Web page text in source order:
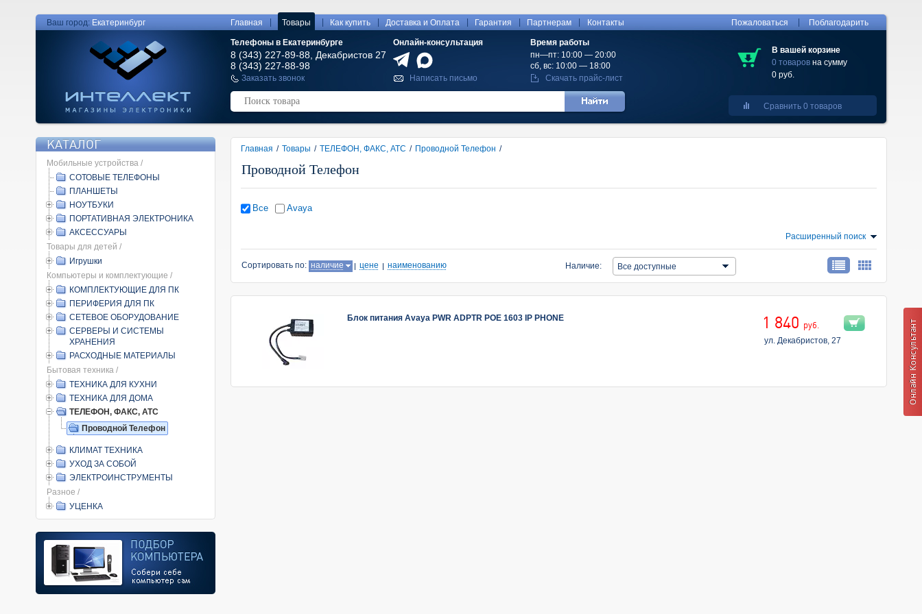
Ваш город: Екатеринбург Главная Товары Как купить Доставка и Оплата Гарантия Партнерам Контакты
Телефоны в Екатеринбурге
8 (343) 227-89-88, Декабристов 27
8 (343) 227-88-98
Онлайн-консультация
Время работы
пн—пт: 10:00 — 20:00
сб, вс: 10:00 — 18:00
Заказать звонок
Написать письмо Скачать прайс-лист
Пожаловаться Поблагодарить
В вашей корзине
0 товаров на сумму
0 руб.
Сравнить 0 товаров
КАТАЛОГ
Мобильные устройства /
СОТОВЫЕ ТЕЛЕФОНЫ
ПЛАНШЕТЫ
НОУТБУКИ
ПОРТАТИВНАЯ ЭЛЕКТРОНИКА
АКСЕССУАРЫ
Товары для детей /
Игрушки
Компьютеры и комплектующие /
КОМПЛЕКТУЮЩИЕ ДЛЯ ПК
ПЕРИФЕРИЯ ДЛЯ ПК
СЕТЕВОЕ ОБОРУДОВАНИЕ
СЕРВЕРЫ И СИСТЕМЫ
ХРАНЕНИЯ
РАСХОДНЫЕ МАТЕРИАЛЫ
Бытовая техника /
ТЕХНИКА ДЛЯ КУХНИ
ТЕХНИКА ДЛЯ ДОМА
ТЕЛЕФОН, ФАКС, АТС
Проводной Телефон
КЛИМАТ ТЕХНИКА
УХОД ЗА СОБОЙ
ЭЛЕКТРОИНСТРУМЕНТЫ
Разное /
УЦЕНКА
Главная / Товары / ТЕЛЕФОН, ФАКС, АТС / Проводной Телефон /
Проводной Телефон
Все Avaya
Расширенный поиск
Сортировать по: наличие цене наименованию Наличие: Все доступные
Блок питания Avaya PWR ADPTR POE 1603 IP PHONE 1 840 руб.
ул. Декабристов, 27